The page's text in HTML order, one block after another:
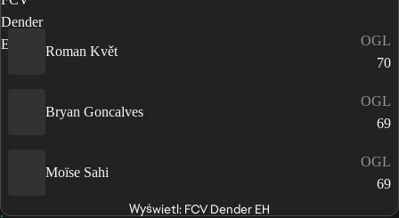
Roman Květ
OGL
70
Bryan Goncalves
OGL
69
Moïse Sahi
OGL
69
Wyświetl: FCV Dender EH